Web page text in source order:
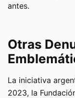
antes.
Otras
La iniciativa
2023, la